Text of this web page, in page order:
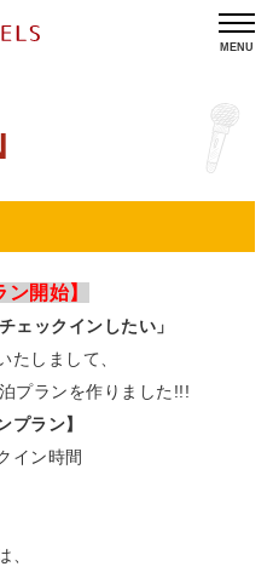
MENU
開始】
ェックインしたい」
たしまして、
プランを作りました!!!
プラン】
イン時間
、